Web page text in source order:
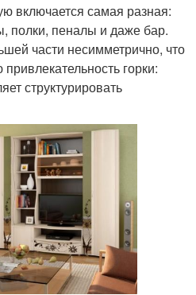
включается самая разная:
полки, пеналы и даже бар.
части несимметрично, что
горки:
структурировать